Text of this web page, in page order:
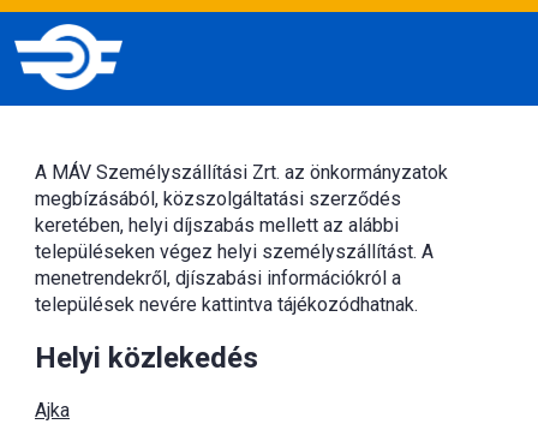
A MÁV Személyszállítási Zrt. az önkormányzatok
megbízásából, közszolgáltatási szerződés
keretében, helyi díjszabás mellett az alábbi
településeken végez helyi személyszállítást. A
menetrendekről, djíszabási információkról a
települések nevére kattintva tájékozódhatnak.
Helyi közlekedés
Ajka